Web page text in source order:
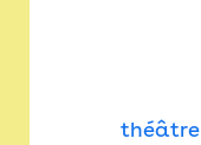
théâtre